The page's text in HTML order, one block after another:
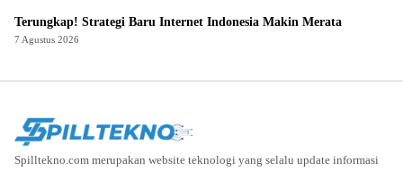
Terungkap! Strategi Baru Internet Indonesia Makin Merata
7 Agustus 2026
Spilltekno.com merupakan website teknologi yang selalu update informasi